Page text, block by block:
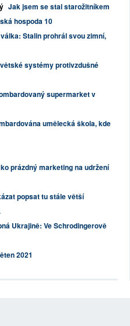
Jak jsem se stal starožitníkem
hospoda 10
Stalin prohrál svou zimní,
systémy protivzdušné
supermarket v
umělecká škola, kde
prázdný marketing na udržení
popsat tu stále větší
Ukrajině: Ve Schrodingerově
2021